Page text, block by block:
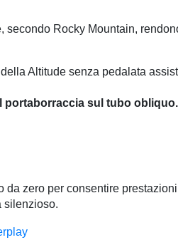
secondo Rocky Mountain,
Altitude senza pedalata
portaborraccia sul tubo obliquo.
da zero per consentire
silenzioso.